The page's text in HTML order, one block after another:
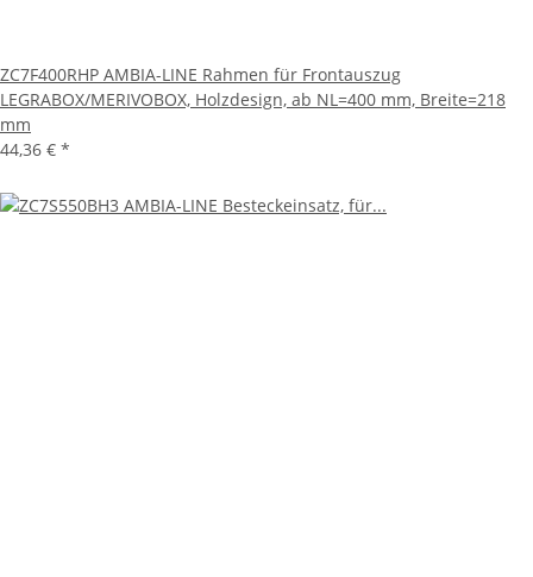
ZC7F400RHP AMBIA-LINE Rahmen für Frontauszug
LEGRABOX/MERIVOBOX, Holzdesign, ab NL=400 mm, Breite=218
mm
44,36 € *